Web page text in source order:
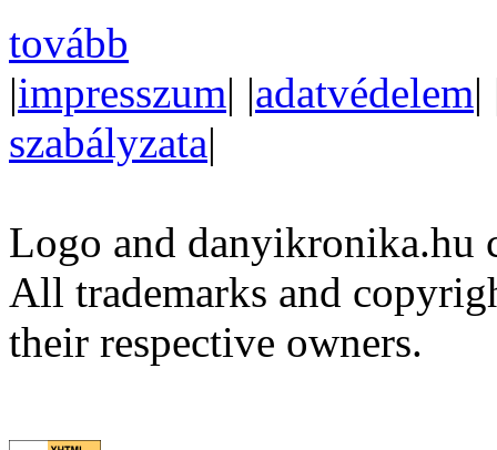
tovább
|impresszum| |adatvédelem|
szabályzata|
Logo and
All trademarks and
their respective owners.